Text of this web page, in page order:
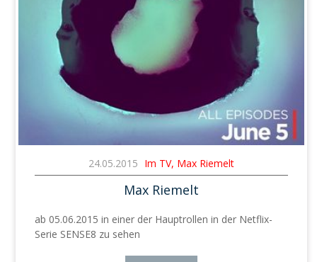
24.05.2015 Im TV, Max Riemelt
Max Riemelt
ab 05.06.2015 in einer der Hauptrollen in der Netflix-
Serie SENSE8 zu sehen